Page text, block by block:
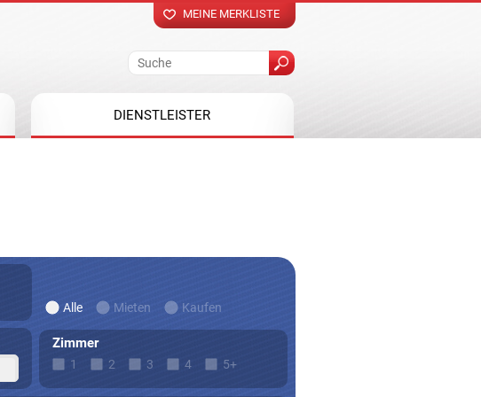
MEINE MERKLISTE
DIENSTLEISTER
Alle Mieten Kaufen
Zimmer
1 2 3 4 5+